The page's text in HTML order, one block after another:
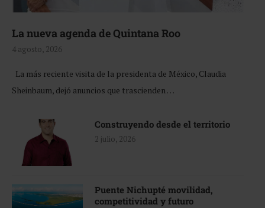
La nueva agenda de Quintana Roo
4 agosto, 2026
La más reciente visita de la presidenta de México, Claudia
Sheinbaum, dejó anuncios que trascienden …
Construyendo desde el territorio
2 julio, 2026
Puente Nichupté movilidad,
competitividad y futuro